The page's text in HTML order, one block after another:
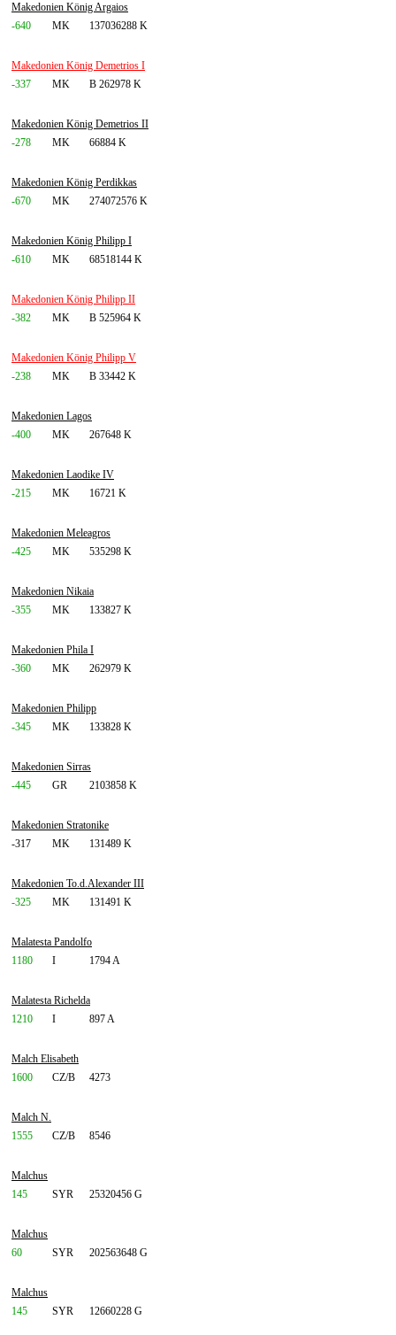
Makedonien König Argaios
-640
MK 137036288 K
Makedonien König Demetrios I
-337
MK B 262978 K
Makedonien König Demetrios II
-278
MK 66884 K
Makedonien König Perdikkas
-670
MK 274072576 K
Makedonien König Philipp I
-610
MK 68518144 K
Makedonien König Philipp II
-382
MK B 525964 K
Makedonien König Philipp V
-238
MK B 33442 K
Makedonien Lagos
-400
MK 267648 K
Makedonien Laodike IV
-215
MK 16721 K
Makedonien Meleagros
-425
MK 535298 K
Makedonien Nikaia
-355
MK 133827 K
Makedonien Phila I
-360
MK 262979 K
Makedonien Philipp
-345
MK 133828 K
Makedonien Sirras
-445
GR 2103858 K
Makedonien Stratonike
-317
MK 131489 K
Makedonien To.d.Alexander III
-325
MK 131491 K
Malatesta Pandolfo
1180
I 1794 A
Malatesta Richelda
1210
I 897 A
Malch Elisabeth
1600
CZ/B 4273
Malch N.
1555
CZ/B 8546
Malchus
145
SYR 25320456 G
Malchus
60
SYR 202563648 G
Malchus
145
SYR 12660228 G